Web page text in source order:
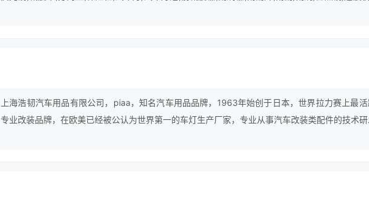
上海浩韧汽车用品有限公司，piaa，知名汽车用品品牌，1963年始创于日本，世界拉力赛上最活
专业改装品牌，在欧美已经被公认为世界第一的车灯生产厂家，专业从事汽车改装类配件的技术研